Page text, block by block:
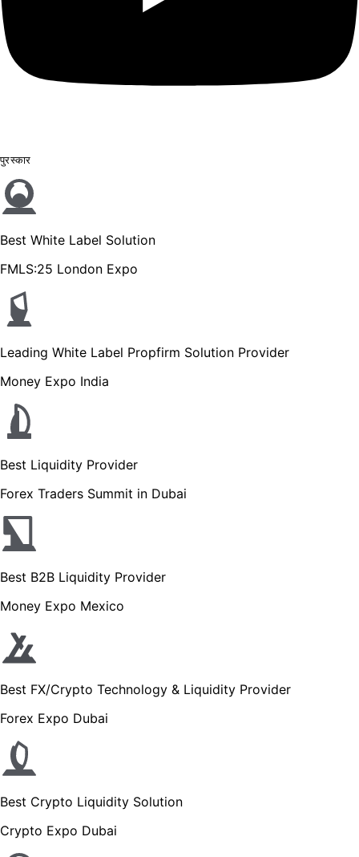
पुरस्कार
Best White Label Solution
FMLS:25 London Expo
Leading White Label Propfirm Solution Provider
Money Expo India
Best Liquidity Provider
Forex Traders Summit in Dubai
Best B2B Liquidity Provider
Money Expo Mexico
Best FX/Crypto Technology & Liquidity Provider
Forex Expo Dubai
Best Crypto Liquidity Solution
Crypto Expo Dubai